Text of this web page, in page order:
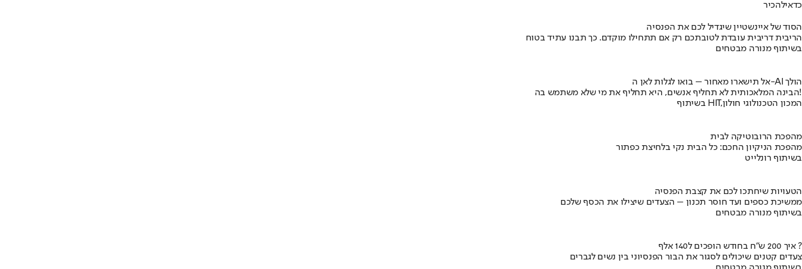
כדאילהכיר
הסוד של איינשטיין שיגדיל לכם את הפנסיה
הריבית דריבית עובדת לטובתכם רק אם תתחילו מוקדם. כך תבנו עתיד בטוח
בשיתוף מנורה מבטחים
אל תישארו מאחור – בואו לגלות לאן ה-AI הולך
הבינה המלאכותית לא תחליף אנשים, היא תחליף את מי שלא משתמש בה!
בשיתוף HIT,המכון הטכנולוגי חולון
מהפכת הרובוטיקה לבית
מהפכת הניקיון החכם: כל הבית נקי בלחיצת כפתור
בשיתוף רונלייט
הטעויות שיחתכו לכם את קצבת הפנסיה
ממשיכת כספים ועד חוסר תכנון – הצעדים שיצילו את הכסף שלכם
בשיתוף מנורה מבטחים
איך 200 ש"ח בחודש הופכים ל140 אלף ?
צעדים קטנים שיכולים לסגור את הבור הפנסיוני בין נשים לגברים